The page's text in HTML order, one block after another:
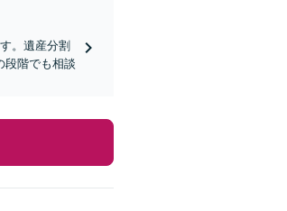
。遺産分割
段階でも相談